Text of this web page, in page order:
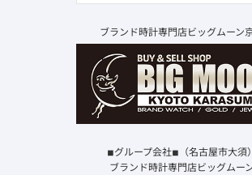
ブランド時計専門店ビッグムーン
◾︎グループ会社◾︎（名古屋市大須）
ブランド時計専門店ビッグムー